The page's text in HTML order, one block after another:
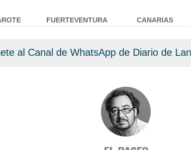
al Canal de WhatsApp de Diario de
FUERTEVENTURA CANARIAS